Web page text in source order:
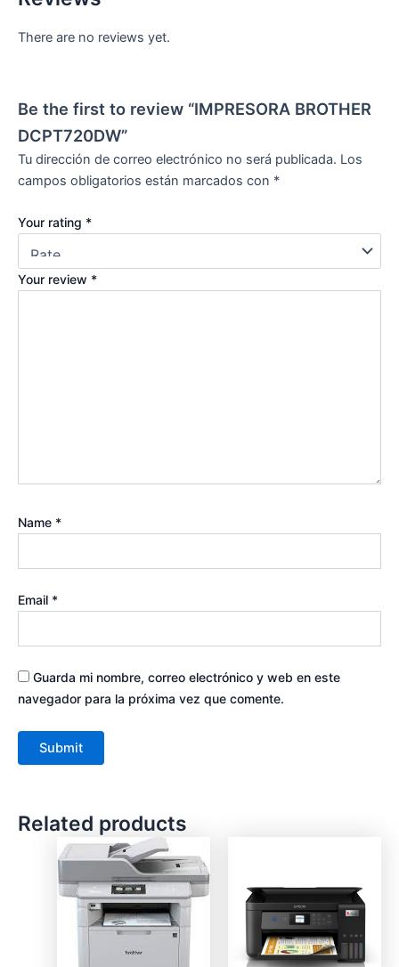
There are no reviews yet.
Be the first to review “IMPRESORA BROTHER
DCPT720DW”
Tu dirección de correo electrónico no será publicada. Los
campos obligatorios están marcados con *
Your rating *
Your review *
Name *
Email *
Guarda mi nombre, correo electrónico y web en este
navegador para la próxima vez que comente.
Related products